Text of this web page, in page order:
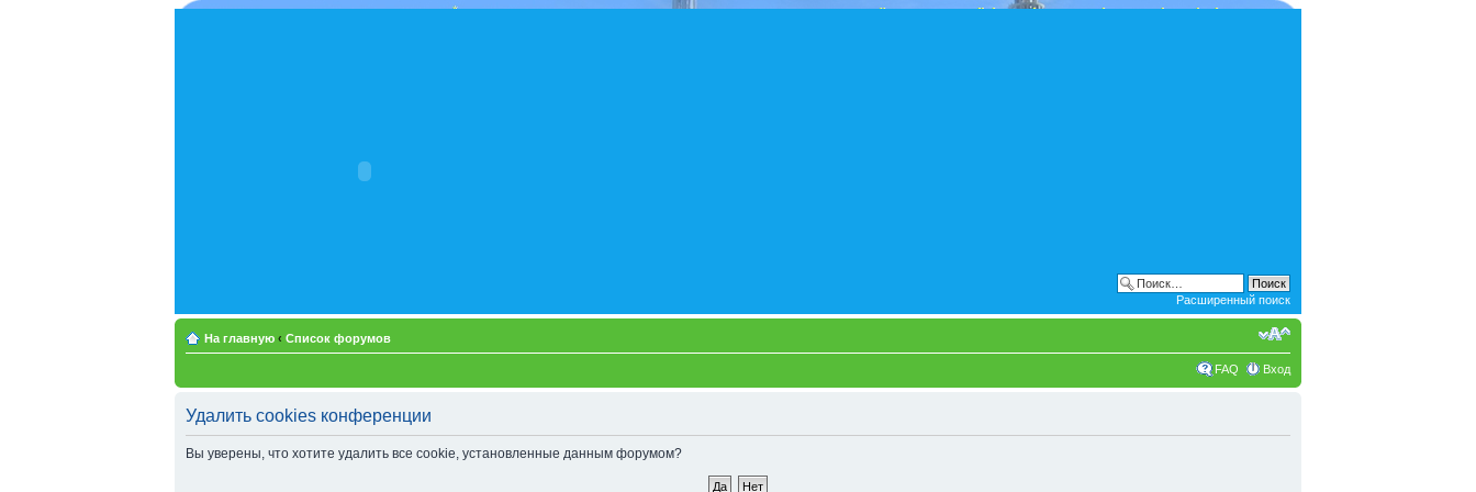
Расширенный поиск
На главную ‹ Список форумов
FAQ Вход
Удалить cookies конференции
Вы уверены, что хотите удалить все cookie, установленные данным форумом?